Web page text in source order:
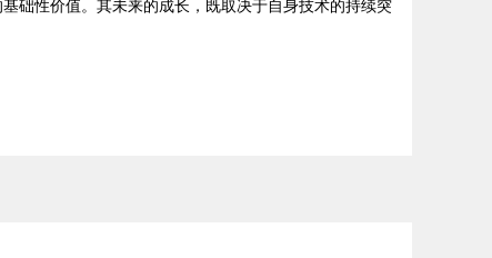
础性价值。其未来的成长，既取决于自身技术的持续突